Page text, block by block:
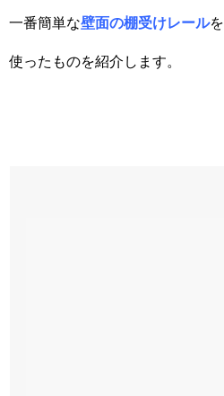
一番簡単な壁面の棚受けレールを
使ったものを紹介します。